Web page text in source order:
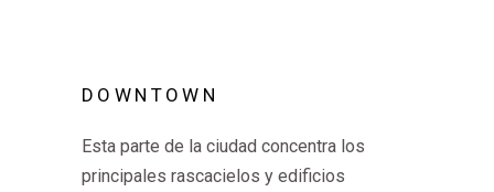
DOWNTOWN
Esta parte de la ciudad concentra los
principales rascacielos y edificios